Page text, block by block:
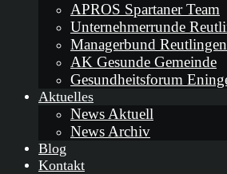
APROS Spartaner Team
Unternehmerrunde
Managerbund
AK Gesunde Gemeinde
Gesundheitsforum
Aktuelles
News Aktuell
News Archiv
Blog
Kontakt